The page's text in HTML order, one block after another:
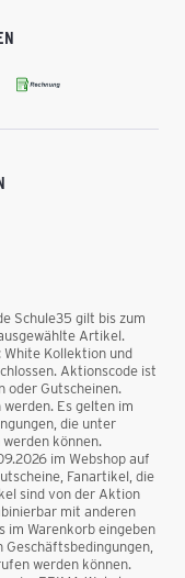
Schule35 gilt bis zum
Artikel.
White Kollektion und
Aktionscode ist
oder Gutscheinen.
Es gelten im
die unter
können.
im Webshop auf
Fanartikel, die
sind von der Aktion
mit anderen
im Warenkorb eingeben
Geschäftsbedingungen,
werden können.